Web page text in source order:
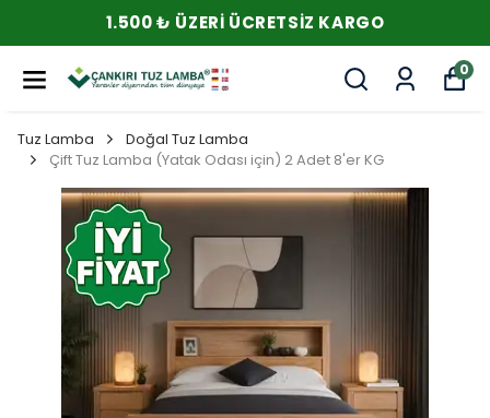
1.500 ₺ ÜZERI ÜCRETSIZ KARGO
0
Tuz Lamba
Doğal Tuz Lamba
Çift Tuz Lamba (Yatak Odası için) 2 Adet 8'er KG